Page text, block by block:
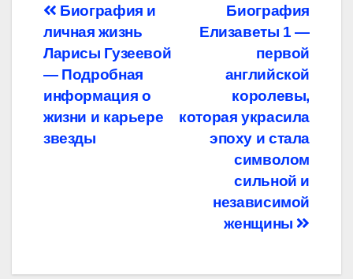
Навигация
по
записям
Биография
Елизаветы 1 —
первой
английской
королевы,
которая украсила
эпоху и стала
символом
сильной и
независимой
женщины
Биография и
личная жизнь
Ларисы Гузеевой
— Подробная
информация о
жизни и карьере
звезды